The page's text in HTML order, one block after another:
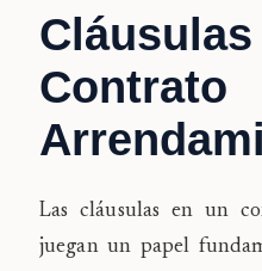
Las cláusulas en un
juegan un papel